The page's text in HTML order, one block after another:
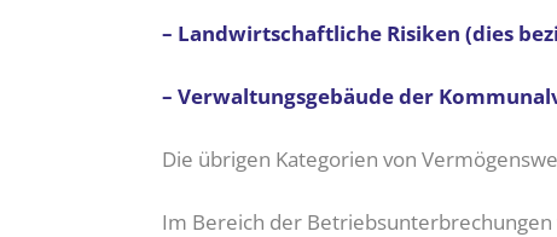
– Landwirtschaftliche Risiken (dies
– Verwaltungsgebäude der
Die übrigen Kategorien von
Im Bereich der